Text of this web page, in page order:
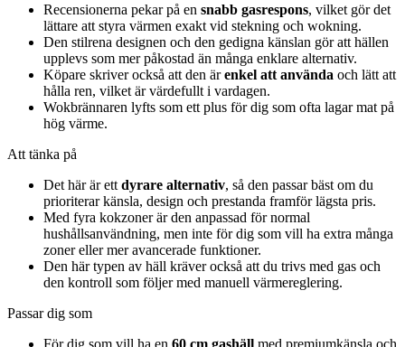
Recensionerna pekar på en snabb gasrespons, vilket gör det
lättare att styra värmen exakt vid stekning och wokning.
Den stilrena designen och den gedigna känslan gör att hällen
upplevs som mer påkostad än många enklare alternativ.
Köpare skriver också att den ärenkel att använda och lätt att
hålla ren, vilket är värdefullt i vardagen.
Wokbrännaren lyfts som ett plus för dig som ofta lagar mat på
hög värme.
Att tänka på
Det här är ett dyrare alternativ, så den passar bäst om du
prioriterar känsla, design och prestanda framför lägsta pris.
Med fyra kokzoner är den anpassad för normal
hushållsanvändning, men inte för dig som vill ha extra många
zoner eller mer avancerade funktioner.
Den här typen av häll kräver också att du trivs med gas och
den kontroll som följer med manuell värmereglering.
Passar dig som
För dig som vill ha en 60 cm gashäll med premiumkänsla och